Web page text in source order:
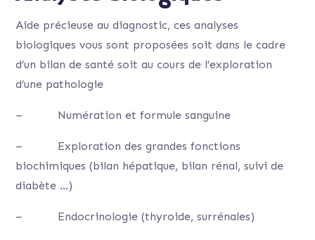
Aide précieuse au diagnostic, ces analyses
biologiques vous sont proposées soit dans le cadre
d’un bilan de santé soit au cours de l’exploration
d’une pathologie
– Numération et formule sanguine
– Exploration des grandes fonctions
biochimiques (bilan hépatique, bilan rénal, suivi de
diabète …)
– Endocrinologie (thyroide, surrénales)